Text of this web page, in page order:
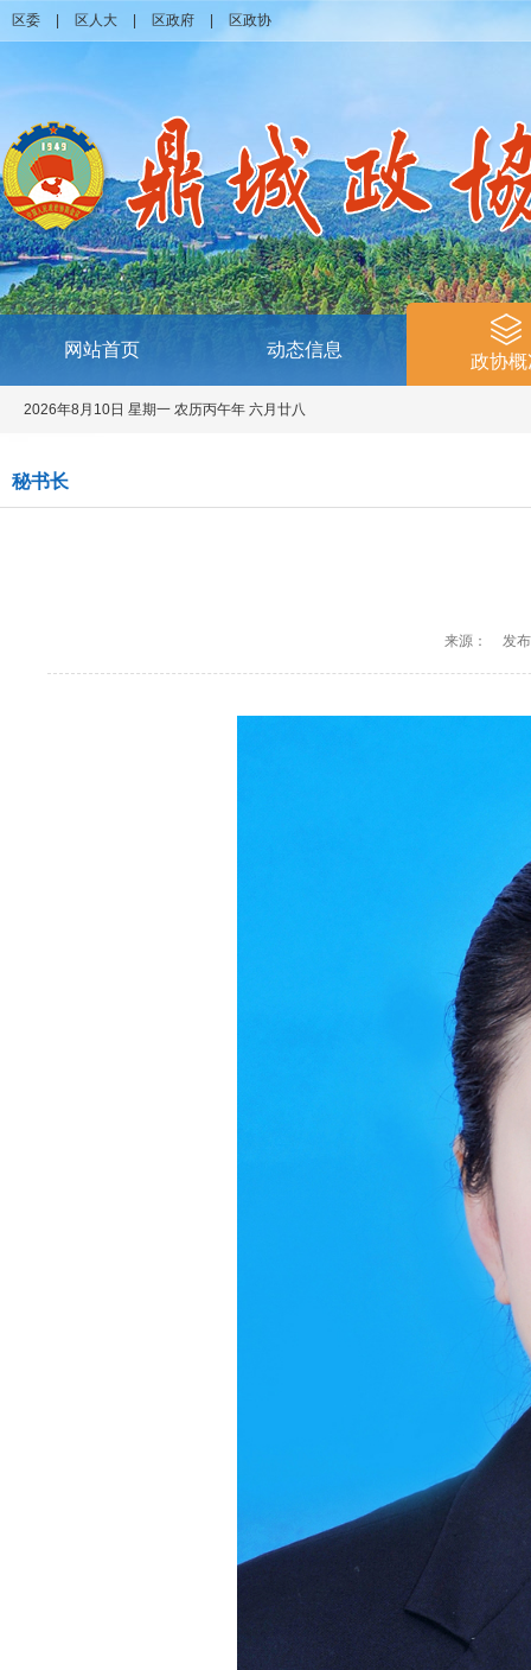
区委 区人大 区政府 区政协
网站首页 动态信息
政协概
2026年8月10日 星期一 农历丙午年 六月廿八
秘书长
来源： 发